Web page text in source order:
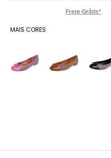
Frete Grátis*
MAIS CORES